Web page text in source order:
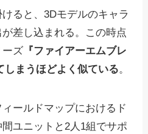
ると、3Dモデルのキャラ
差し込まれる。この時点
ーズ 『ファイアーエムブレ
しまうほどよく似ている。
ールドマップにおけるド
ユニットと2人1組でサポ